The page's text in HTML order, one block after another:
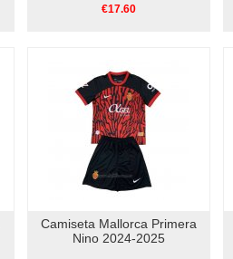
€17.60
Camiseta Mallorca Primera
Nino 2024-2025